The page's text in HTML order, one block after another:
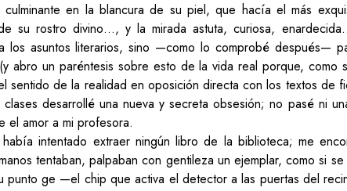
en la blancura de su piel, que hacía el más
su rostro divino…, y la mirada astuta, curiosa,
los asuntos literarios, sino —como lo comprobé después—
abro un paréntesis sobre esto de la vida real porque, como
sentido de la realidad en oposición directa con los textos de
desarrollé una nueva y secreta obsesión; no pasé ni
el amor a mi profesora.
intentado extraer ningún libro de la biblioteca; me
tentaban, palpaban con gentileza un ejemplar, como si
punto ge —el chip que activa el detector a las puertas del